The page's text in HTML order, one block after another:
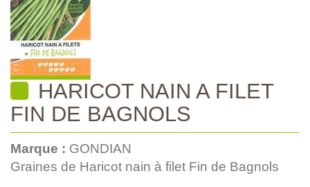
HARICOT NAIN A FILET
FIN DE BAGNOLS
Marque : GONDIAN
Graines de Haricot nain à filet Fin de Bagnols